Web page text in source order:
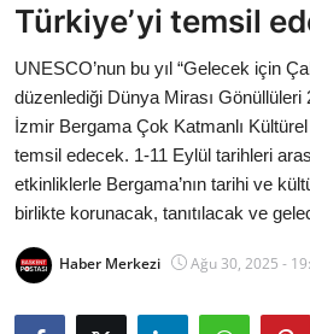
Siyasi Partiler
Mülki İdare
Toplum ve Yaşam
Sivil Toplum Kuruluşları
Kamu Kurumları ve Üst Kurullar
Resmi Reklamlar
Türkiye’yi temsil
UNESCO’nun bu yıl “Gelecek için
düzenlediği Dünya Mirası Gönüllüleri
İzmir Bergama Çok Katmanlı
temsil edecek. 1-11 Eylül tarihleri
etkinliklerle Bergama’nın tarihi ve
birlikte korunacak, tanıtılacak ve
Haber Merkezi Ağu 30, 2025 -